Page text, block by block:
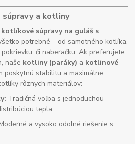
a kotliny
kotlíkové súpravy na guláš s
potrebné – od samotného kotlíka,
či naberačku. Ak preferujete
naše kotliny (paráky) a kotlinové
poskytnú stabilitu a maximálne
rôznych materiálov:
Tradičná voľba s jednoduchou
tepla.
Moderné a vysoko odolné riešenie s